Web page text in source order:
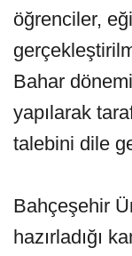
öğrenciler,
Bahar
yapılarak
talebini dile
Bahçeşehir
hazırladığı